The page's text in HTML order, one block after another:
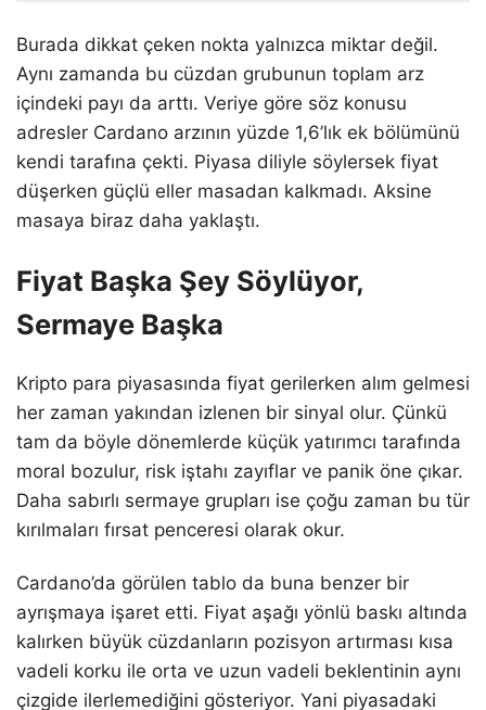
Burada dikkat çeken nokta yalnızca miktar değil.
Aynı zamanda bu cüzdan grubunun toplam arz
içindeki payı da arttı. Veriye göre söz konusu
adresler Cardano arzının yüzde 1,6’lık ek bölümünü
kendi tarafına çekti. Piyasa diliyle söylersek fiyat
düşerken güçlü eller masadan kalkmadı. Aksine
masaya biraz daha yaklaştı.
Fiyat Başka Şey Söylüyor,
Sermaye Başka
Kripto para piyasasında fiyat gerilerken alım gelmesi
her zaman yakından izlenen bir sinyal olur. Çünkü
tam da böyle dönemlerde küçük yatırımcı tarafında
moral bozulur, risk iştahı zayıflar ve panik öne çıkar.
Daha sabırlı sermaye grupları ise çoğu zaman bu tür
kırılmaları fırsat penceresi olarak okur.
Cardano’da görülen tablo da buna benzer bir
ayrışmaya işaret etti. Fiyat aşağı yönlü baskı altında
kalırken büyük cüzdanların pozisyon artırması kısa
vadeli korku ile orta ve uzun vadeli beklentinin aynı
çizgide ilerlemediğini gösteriyor. Yani piyasadaki